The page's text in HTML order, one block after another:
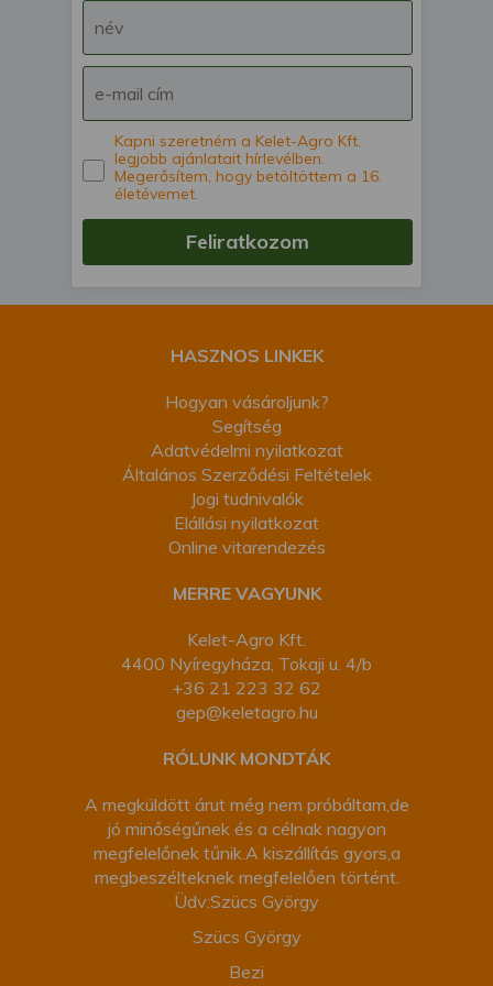
Kapni szeretném a Kelet-Agro Kft.
legjobb ajánlatait hírlevélben.
Megerősítem, hogy betöltöttem a 16.
életévemet.
Feliratkozom
HASZNOS LINKEK
Hogyan vásároljunk?
Segítség
Adatvédelmi nyilatkozat
Általános Szerződési Feltételek
Jogi tudnivalók
Elállási nyilatkozat
Online vitarendezés
MERRE VAGYUNK
Kelet-Agro Kft.
4400 Nyíregyháza, Tokaji u. 4/b
+36 21 223 32 62
gep@keletagro.hu
RÓLUNK MONDTÁK
A megküldött árut még nem próbáltam,de
jó minőségűnek és a célnak nagyon
megfelelőnek tűnik.A kiszállítás gyors,a
megbeszélteknek megfelelően történt.
Üdv:Szücs György
Szücs György
Bezi